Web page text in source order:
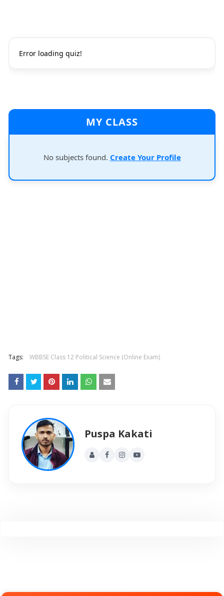
Error loading quiz!
MY CLASS
No subjects found. Create Your Profile
Tags: WBBSE Class 12 Political Science (Online Exam)
Puspa Kakati